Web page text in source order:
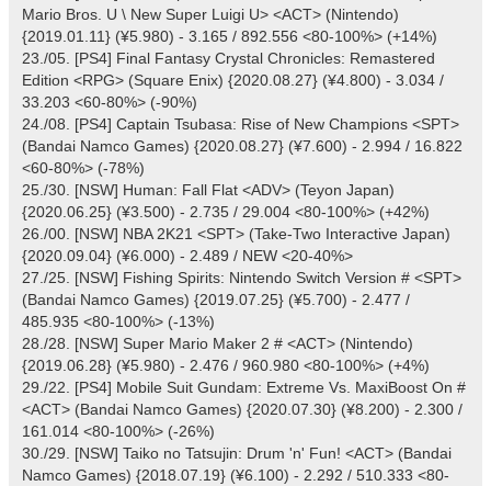
Mario Bros. U \ New Super Luigi U> <ACT> (Nintendo)
{2019.01.11} (¥5.980) - 3.165 / 892.556 <80-100%> (+14%)
23./05. [PS4] Final Fantasy Crystal Chronicles: Remastered
Edition <RPG> (Square Enix) {2020.08.27} (¥4.800) - 3.034 /
33.203 <60-80%> (-90%)
24./08. [PS4] Captain Tsubasa: Rise of New Champions <SPT>
(Bandai Namco Games) {2020.08.27} (¥7.600) - 2.994 / 16.822
<60-80%> (-78%)
25./30. [NSW] Human: Fall Flat <ADV> (Teyon Japan)
{2020.06.25} (¥3.500) - 2.735 / 29.004 <80-100%> (+42%)
26./00. [NSW] NBA 2K21 <SPT> (Take-Two Interactive Japan)
{2020.09.04} (¥6.000) - 2.489 / NEW <20-40%>
27./25. [NSW] Fishing Spirits: Nintendo Switch Version # <SPT>
(Bandai Namco Games) {2019.07.25} (¥5.700) - 2.477 /
485.935 <80-100%> (-13%)
28./28. [NSW] Super Mario Maker 2 # <ACT> (Nintendo)
{2019.06.28} (¥5.980) - 2.476 / 960.980 <80-100%> (+4%)
29./22. [PS4] Mobile Suit Gundam: Extreme Vs. MaxiBoost On #
<ACT> (Bandai Namco Games) {2020.07.30} (¥8.200) - 2.300 /
161.014 <80-100%> (-26%)
30./29. [NSW] Taiko no Tatsujin: Drum 'n' Fun! <ACT> (Bandai
Namco Games) {2018.07.19} (¥6.100) - 2.292 / 510.333 <80-